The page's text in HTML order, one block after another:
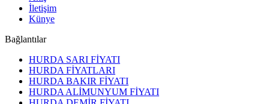
İletişim
Künye
Bağlantılar
HURDA SARI FİYATI
HURDA FİYATLARI
HURDA BAKIR FİYATI
HURDA ALİMUNYUM FİYATI